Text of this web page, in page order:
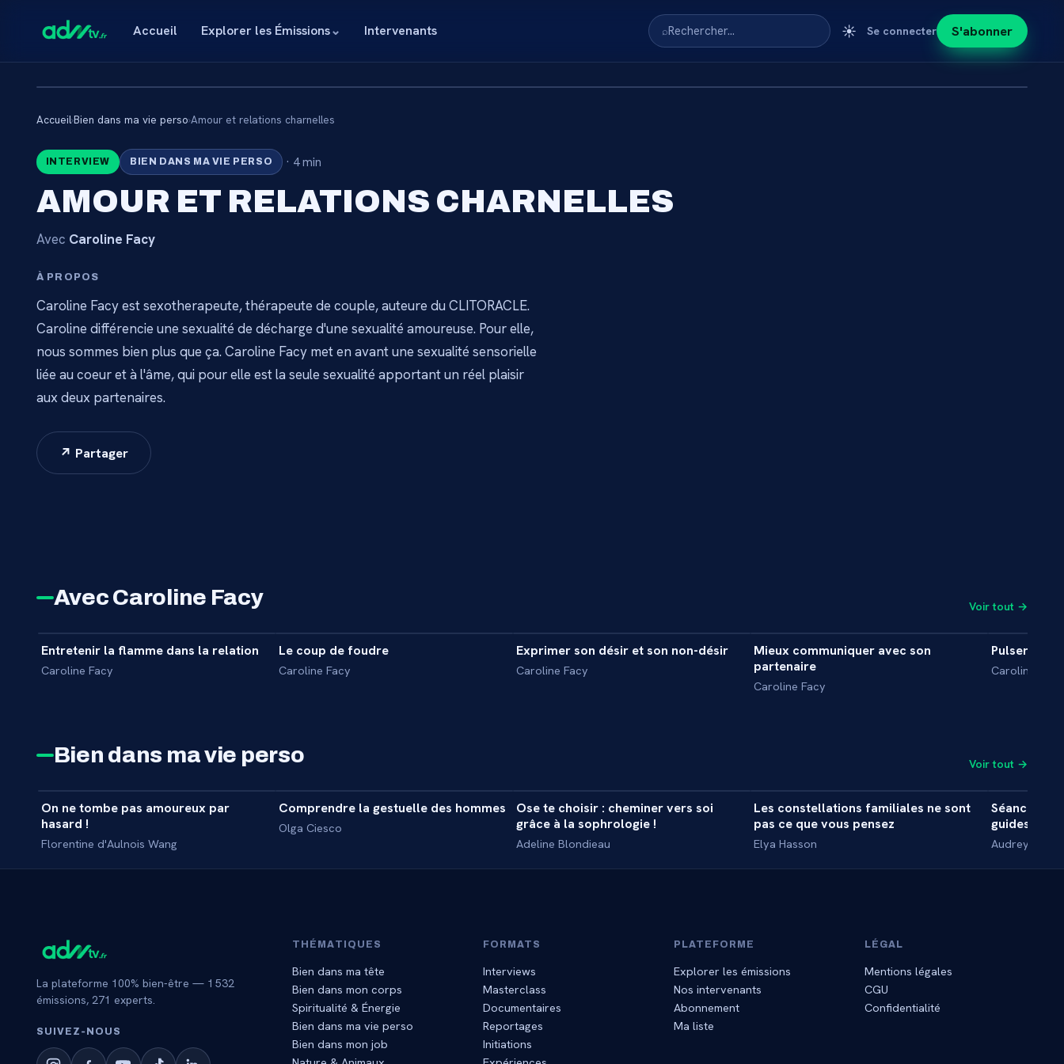
Accueil Explorer les Émissions⌄ Intervenants ⌕Rechercher… ☀️ Se connecter S'abonner
CONTENU RÉSERVÉ AUX
ABONNÉS
Connectez-vous via votre lien membre, ou abonnez-vous pour accéder au
Débloquer l'accès →
Accueil›Bien dans ma vie perso›Amour et relations charnelles
INTERVIEW BIEN DANS MA VIE PERSO · 4 min
AMOUR ET RELATIONS CHARNELLES
Avec Caroline Facy
À PROPOS
Caroline Facy est sexotherapeute, thérapeute de couple, auteure du CLITORACLE.
Caroline différencie une sexualité de décharge d'une sexualité amoureuse. Pour elle,
nous sommes bien plus que ça. Caroline Facy met en avant une sexualité sensorielle
liée au coeur et à l'âme, qui pour elle est la seule sexualité apportant un réel plaisir
aux deux partenaires.
↗ Partager
Avec Caroline Facy Voir tout →
INTERVIEW
4 min
Entretenir la flamme dans la relation
Caroline Facy
INTERVIEW
Le coup de foudre
Caroline Facy
INTERVIEW
Exprimer son désir et son non-désir
Caroline Facy
INTERVIEW
Mieux communiquer avec son
partenaire
Caroline Facy
Pulser
Caroline Facy
Bien dans ma vie perso Voir tout →
MASTERCLASS
41 min
On ne tombe pas amoureux par
hasard !
Florentine d'Aulnois Wang
MASTERCLASS
Comprendre la gestuelle des hommes
Olga Ciesco
MASTERCLASS
Ose te choisir : cheminer vers soi
grâce à la sophrologie !
Adeline Blondieau
MASTERCLASS
Les constellations familiales ne sont
pas ce que vous pensez
Elya Hasson
Séance
guides
Audrey
La plateforme 100% bien-être — 1 532
émissions, 271 experts.
SUIVEZ‑NOUS
THÉMATIQUES
Bien dans ma tête
Bien dans mon corps
Spiritualité & Énergie
Bien dans ma vie perso
Bien dans mon job
FORMATS
Interviews
Masterclass
Documentaires
Reportages
Initiations
PLATEFORME
Explorer les émissions
Nos intervenants
Abonnement
Ma liste
LÉGAL
Mentions légales
CGU
Confidentialité